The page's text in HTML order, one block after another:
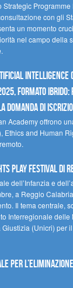
Strategic
con gli
un momento
nel campo della
Intelligence
Formato
domanda di
Academy offrono
Ethics and Human
Play Festival di
dell’Infanzia e
a Reggio
Il tema centrale,
Interregionale
(Unicri) per
per